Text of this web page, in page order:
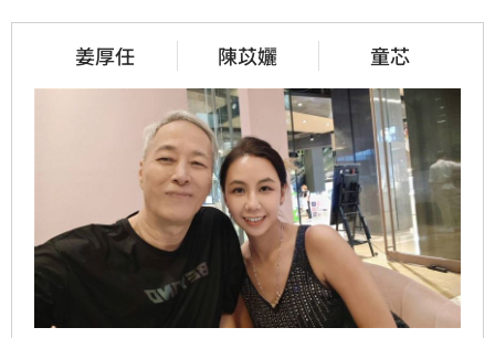
姜厚任 陳苡孋 童芯